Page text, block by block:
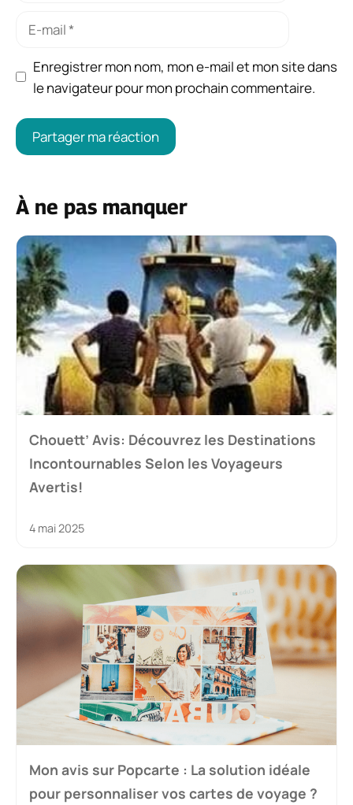
Enregistrer mon nom, mon e-mail et mon site dans
le navigateur pour mon prochain commentaire.
À ne pas manquer
Chouett’ Avis: Découvrez les Destinations
Incontournables Selon les Voyageurs
Avertis!
4 mai 2025
Mon avis sur Popcarte : La solution idéale
pour personnaliser vos cartes de voyage ?